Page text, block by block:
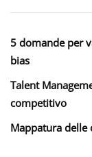
5 domande per
bias
Talent
competitivo
Mappatura delle